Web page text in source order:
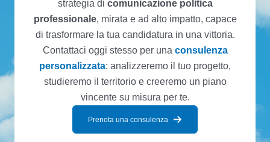
strategia di comunicazione politica
professionale, mirata e ad alto impatto, capace
di trasformare la tua candidatura in una vittoria.
Contattaci oggi stesso per una consulenza
personalizzata: analizzeremo il tuo progetto,
studieremo il territorio e creeremo un piano
vincente su misura per te.
Prenota una consulenza